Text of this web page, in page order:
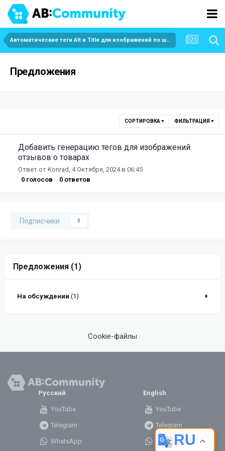
Автоматические теги Alt и Title для изображений по шаблонам
Предложения
СОРТИРОВКА ФИЛЬТРАЦИЯ
Добавить генерацию тегов для изображений
отзывов о товарах
Ответ от Konrad 4 Октября, 2024 в 06:45
0 голосов 0 ответов
Подписчики 0
Предложения (1)
На обсуждении (1)
Cookie-файлы
RU
Русский
YouTube
Telegram
WhatsApp
English
YouTube
Telegram
WhatsApp